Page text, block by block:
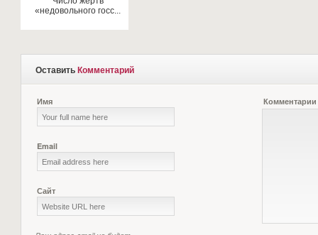
«недовольного госс...
ОставитьКомментарий
Имя
Email
Сайт
Комментарии